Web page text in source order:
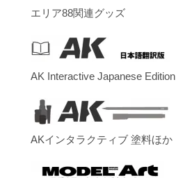
エリア88関連グッズ
AK Interactive Japanese Edition
AKインタラクティブ 塗料ほか